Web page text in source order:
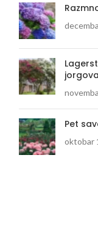
Pet
oktobar